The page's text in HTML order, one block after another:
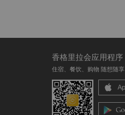
香格里拉会应用程序
住宿、餐饮、购物 随想随享